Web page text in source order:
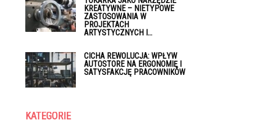
KREATYWNE – NIETYPOWE
ZASTOSOWANIA W
PROJEKTACH
ARTYSTYCZNYCH I...
CICHA REWOLUCJA: WPŁYW
AUTOSTORE NA ERGONOMIĘ I
SATYSFAKCJĘ PRACOWNIKÓW
KATEGORIE